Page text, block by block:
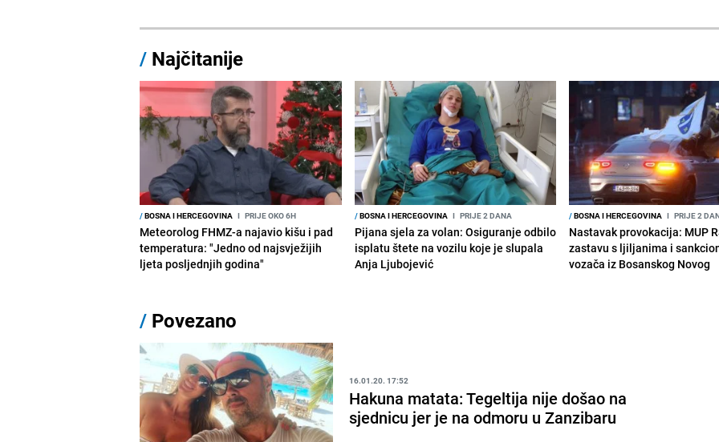
/ Najčitanije
/BOSNA I HERCEGOVINA I PRIJE OKO 6H
Meteorolog FHMZ-a najavio kišu i pad
temperatura: "Jedno od najsvježijih
ljeta posljednjih godina"
/BOSNA I HERCEGOVINA I PRIJE 2 DANA
Pijana sjela za volan: Osiguranje odbilo
isplatu štete na vozilu koje je slupala
Anja Ljubojević
/BOSNA I HERCEGOVINA I PRIJE 2
Nastavak provokacija: MUP
zastavu s ljiljanima i
vozača iz Bosanskog Novog
/ Povezano
16.01.20. 17:52
Hakuna matata: Tegeltija nije došao na
sjednicu jer je na odmoru u Zanzibaru